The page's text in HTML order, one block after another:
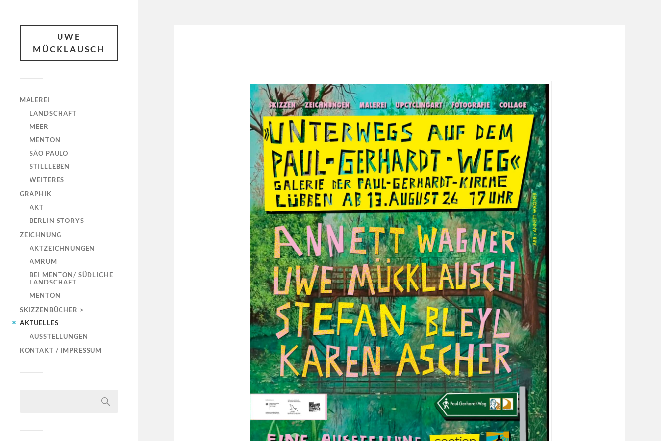
UWE
MÜCKLAUSCH
MALEREI
LANDSCHAFT
MEER
MENTON
SÃO PAULO
STILLLEBEN
WEITERES
GRAPHIK
AKT
BERLIN STORYS
ZEICHNUNG
AKTZEICHNUNGEN
AMRUM
BEI MENTON/ SÜDLICHE
LANDSCHAFT
MENTON
SKIZZENBÜCHER >
AKTUELLES
AUSSTELLUNGEN
KONTAKT / IMPRESSUM